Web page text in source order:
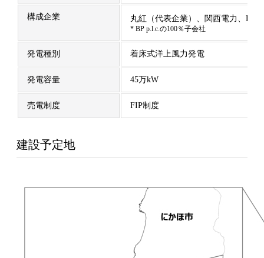
構成企業 丸紅（代表企業）、関西電力、
* BP p.l.c.の100％子会社
発電種別 着床式洋上風力発電
発電容量 45万kW
売電制度 FIP制度
建設予定地